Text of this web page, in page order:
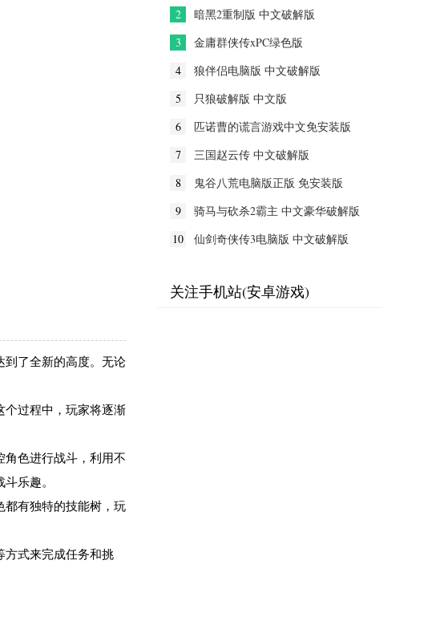
到了全新的高度。无论
个过程中，玩家将逐渐
色进行战斗，利用不
乐趣。
都有独特的技能树，玩
方式来完成任务和挑
2
暗黑2重制版 中文破解版
3
金庸群侠传xPC绿色版
4
狼伴侣电脑版 中文破解版
5
只狼破解版 中文版
6
匹诺曹的谎言游戏中文免安装版
7
三国赵云传 中文破解版
8
鬼谷八荒电脑版正版 免安装版
9
骑马与砍杀2霸主 中文豪华破解版
10
仙剑奇侠传3电脑版 中文破解版
关注手机站(安卓游戏)